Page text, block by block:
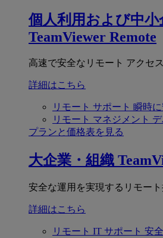
個人利用および中小
TeamViewer Remote
高速で安全なリモート アクセ
詳細はこちら
リモート サポート 瞬時
リモート マネジメント
プランと価格表を見る
大企業・組織
安全な運用を実現するリモート
詳細はこちら
リモート IT サポート 安